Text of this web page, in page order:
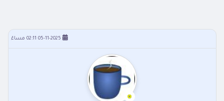
05-11-2025 02:11 مساءً